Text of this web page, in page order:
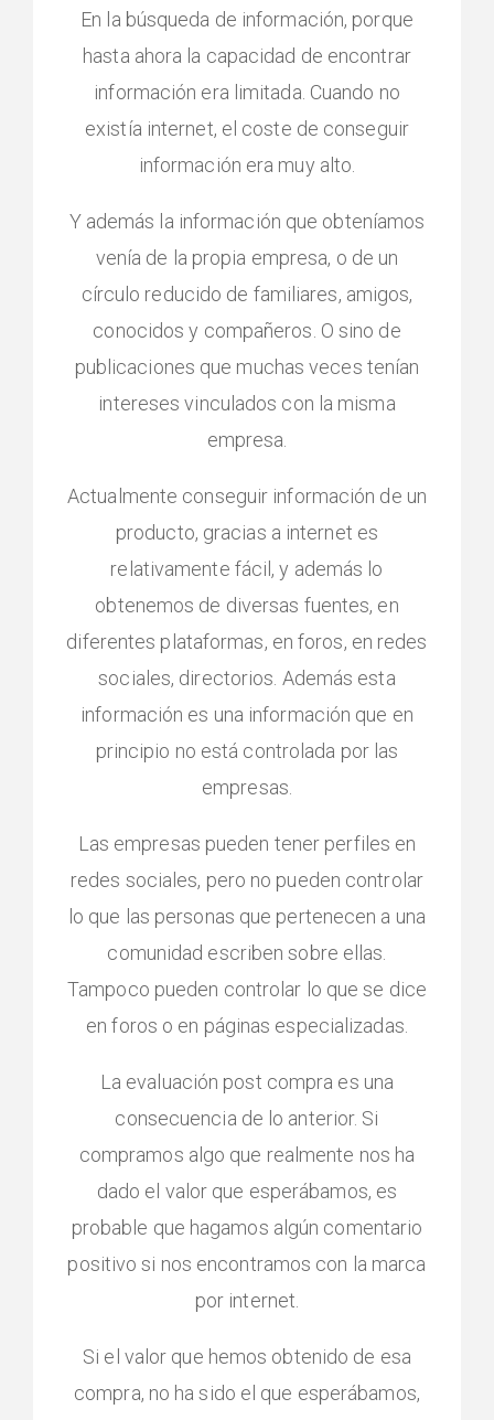
En la búsqueda de información, porque
hasta ahora la capacidad de encontrar
información era limitada. Cuando no
existía internet, el coste de conseguir
información era muy alto.
Y además la información que obteníamos
venía de la propia empresa, o de un
círculo reducido de familiares, amigos,
conocidos y compañeros. O sino de
publicaciones que muchas veces tenían
intereses vinculados con la misma
empresa.
Actualmente conseguir información de un
producto, gracias a internet es
relativamente fácil, y además lo
obtenemos de diversas fuentes, en
diferentes plataformas, en foros, en redes
sociales, directorios. Además esta
información es una información que en
principio no está controlada por las
empresas.
Las empresas pueden tener perfiles en
redes sociales, pero no pueden controlar
lo que las personas que pertenecen a una
comunidad escriben sobre ellas.
Tampoco pueden controlar lo que se dice
en foros o en páginas especializadas.
La evaluación post compra es una
consecuencia de lo anterior. Si
compramos algo que realmente nos ha
dado el valor que esperábamos, es
probable que hagamos algún comentario
positivo si nos encontramos con la marca
por internet.
Si el valor que hemos obtenido de esa
compra, no ha sido el que esperábamos,